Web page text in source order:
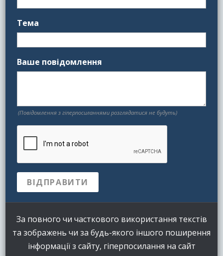
Тема
Ваше повідомлення
(Повідомлення з гіперпосиланнями розглядатися не будуть)
За повного чи часткового використання текстів
та зображень чи за будь-якого іншого поширення
інформації з сайту, гіперпосилання на сайт